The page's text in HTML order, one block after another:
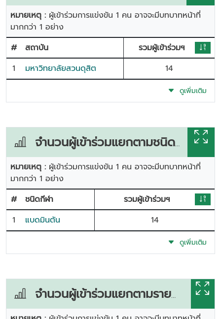
หมายเหตุ : ผู้เข้าร่วมการแข่งขัน 1 คน อาจจะมีบทบาทหน้าที่
มากกว่า 1 อย่าง
#
สถาบัน
รวมผู้เข้าร่วมฯ
1
มหาวิทยาลัยสวนดุสิต 14
ดูเพิ่มเติม
จำนวนผู้เข้าร่วมแยกตามชนิดกีฬา
หมายเหตุ : ผู้เข้าร่วมการแข่งขัน 1 คน อาจจะมีบทบาทหน้าที่
มากกว่า 1 อย่าง
#
ชนิดกีฬา
รวมผู้เข้าร่วมฯ
1
แบดมินตัน 14
ดูเพิ่มเติม
จำนวนผู้เข้าร่วมแยกตามรายการแข่งขัน